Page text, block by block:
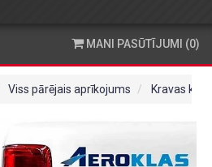
MANI PASŪTĪJUMI (0)
Viss pārējais aprīkojums Kravas